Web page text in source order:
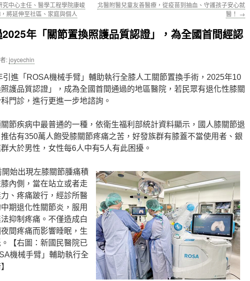
究中心主任、醫學工程學院康峻
將延伸至社區、家庭與個人
北醫附醫兒童友善醫療，從疫苗到抽血、守護孩子安心就
醫！ →
年「關節置換照護品質認證」，為全國首間經認
:joycechin
進「ROSA機械手臂」輔助執行全膝人工關節置換手術，2025年10
護品質認證」，成為全國首間通過的地區醫院，若民眾有退化性膝關
門診，進行更進一步地諮詢。
節疾病中最普通的一種，依衛生福利部統計資料顯示，國人膝關節退
估有350萬人飽受膝關節疼痛之苦，好發族群有膝蓋不當使用者、銀
大於男性，女性每6人中有5人有此困擾。
始出現左膝關節腫痛積
內側，當在站立或者走
、疼痛跛行，經診所醫
期退化性關節炎，服用
抑制疼痛。不僅造成白
間疼痛而影響睡眠，生
【右圖：新國民醫院已
機械手臂」輔助執行全